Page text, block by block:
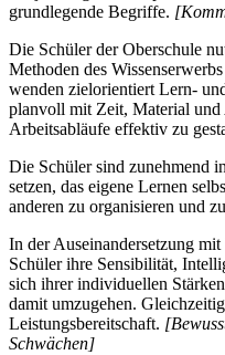
grundlegende Begriffe.
Die Schüler der Oberschule
Methoden des
wenden zielorientiert Lern-
planvoll mit Zeit, Material
Arbeitsabläufe effektiv zu
Die Schüler sind zunehmend
setzen, das eigene Lernen
anderen zu organisieren und
In der Auseinandersetzung
Schüler ihre Sensibilität,
sich ihrer individuellen
damit umzugehen.
Leistungsbereitschaft.
Schwächen]